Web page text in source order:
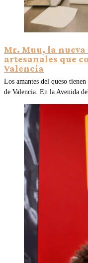
Mr. Muu, la
artesanales que
Valencia
Los amantes del queso
de Valencia. En la Avenida